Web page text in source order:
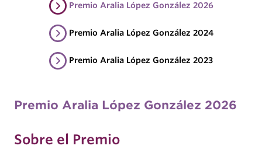
Premio Aralia López González 2026
Premio Aralia López González 2024
Premio Aralia López González 2023
Premio Aralia López González 2026
Sobre el Premio